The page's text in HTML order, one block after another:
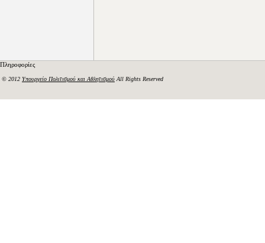
Πληροφορίες
© 2012 Υπουργείο Πολιτισμού και Αθλητισμού All Rights Reserved